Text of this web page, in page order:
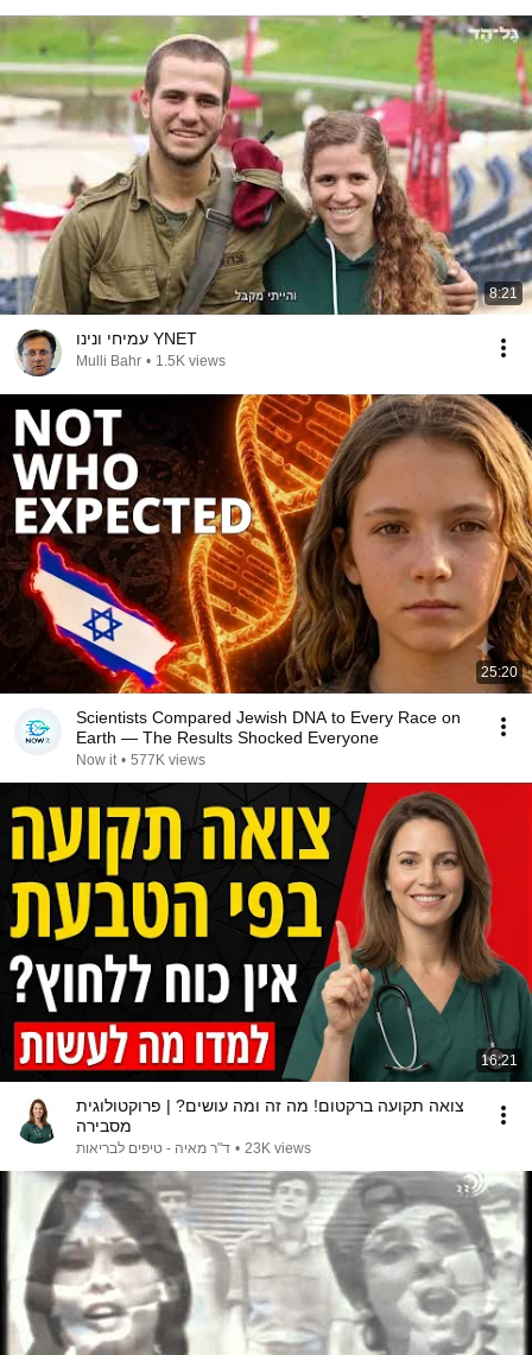
8:21
עמיחי ונינו YNET
Mulli Bahr • 1.5K views
25:20
Scientists Compared Jewish DNA to Every Race on
Earth — The Results Shocked Everyone
Now it • 577K views
16:21
צואה תקועה ברקטום! מה זה ומה עושים? | פרוקטולוגית
מסבירה
ד"ר מאיה - טיפים לבריאות • 23K views